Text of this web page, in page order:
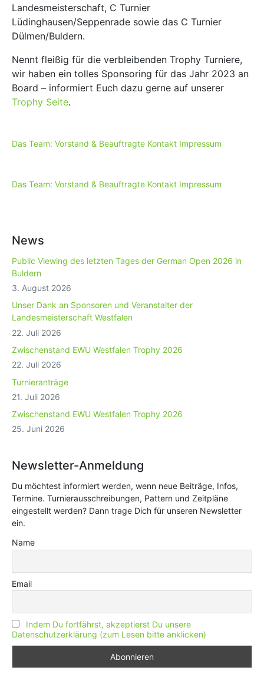
Landesmeisterschaft, C Turnier
Lüdinghausen/Seppenrade sowie das C Turnier
Dülmen/Buldern.
Nennt fleißig für die verbleibenden Trophy Turniere,
wir haben ein tolles Sponsoring für das Jahr 2023 an
Board – informiert Euch dazu gerne auf unserer
Trophy Seite.
Das Team: Vorstand & Beauftragte Kontakt Impressum
Das Team: Vorstand & Beauftragte Kontakt Impressum
News
Public Viewing des letzten Tages der German Open 2026 in
Buldern
3. August 2026
Unser Dank an Sponsoren und Veranstalter der
Landesmeisterschaft Westfalen
22. Juli 2026
Zwischenstand EWU Westfalen Trophy 2026
22. Juli 2026
Turnieranträge
21. Juli 2026
Zwischenstand EWU Westfalen Trophy 2026
25. Juni 2026
Newsletter-Anmeldung
Du möchtest informiert werden, wenn neue Beiträge, Infos,
Termine. Turnierausschreibungen, Pattern und Zeitpläne
eingestellt werden? Dann trage Dich für unseren Newsletter
ein.
Name
Email
Indem Du fortfährst, akzeptierst Du unsere
Datenschutzerklärung (zum Lesen bitte anklicken)